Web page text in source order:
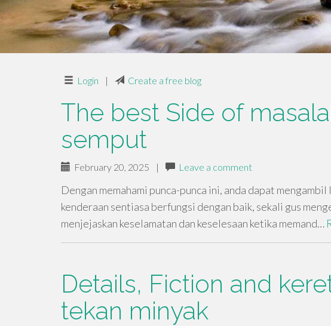
Login | Create a free blog
The best Side of
semput
February 20, 2025 | Leave a comment
Dengan memahami punca-punca ini, anda dapat
kenderaan sentiasa berfungsi dengan baik, sekali gus
menjejaskan keselamatan dan keselesaan ketika memand…
Details, Fiction and
tekan minyak